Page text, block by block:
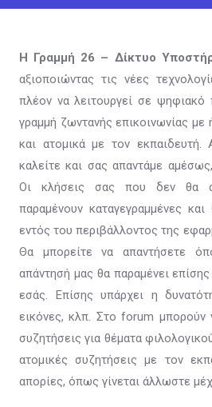
Η Γραμμή 26 – Δίκτυο
αξιοποιώντας τις νέες
πλέον να λειτουργεί σε ψηφιακό
γραμμή ζωντανής επικοινωνίας
και ατομικά με τον εκπαιδευτή.
καλείτε και σας απαντάμε
Οι κλήσεις σας που δεν θα
παραμένουν καταγεγραμμένες
εντός του περιβάλλοντος της
Θα μπορείτε να απαντήσετε
απάντησή μας θα παραμένει
εσάς. Επίσης υπάρχει η
εικόνες, κλπ. Στο forum μπορούν
συζητήσεις για θέματα
ατομικές συζητήσεις με τον
απορίες, όπως γίνεται άλλωστε